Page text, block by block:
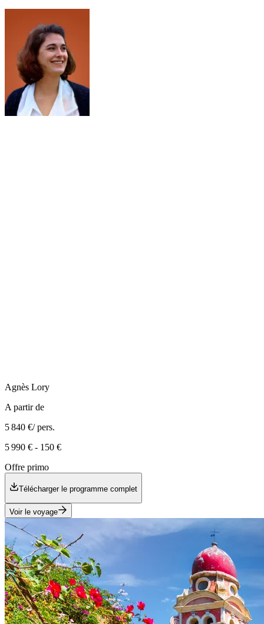
Agnès Lory
A partir de
5 840 €/ pers.
5 990 € - 150 €
Offre primo
Télécharger le programme complet
Voir le voyage